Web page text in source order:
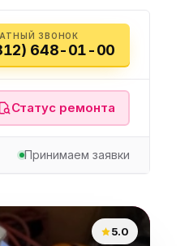
ЗВОНОК
648-01-00
Статус ремонта
Принимаем заявки
5.0